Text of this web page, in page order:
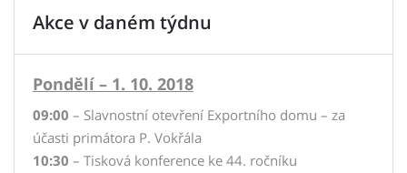
Akce v daném týdnu
Pondělí – 1. 10. 2018
09:00 – Slavnostní otevření Exportního domu – za
účasti primátora P. Vokřála
10:30 – Tisková konference ke 44. ročníku